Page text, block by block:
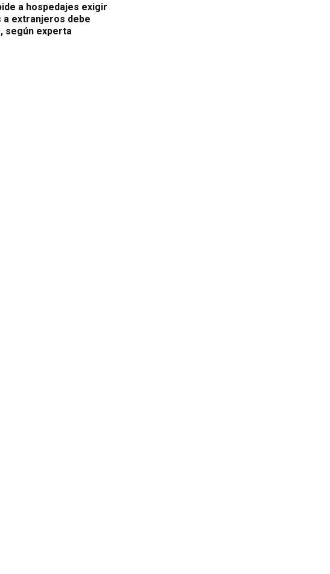
a hospedajes exigir
a extranjeros debe
según experta